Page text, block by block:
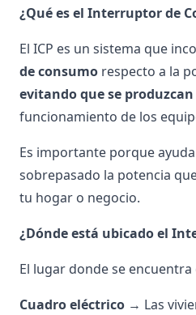
¿Qué es el Interruptor de
El ICP es un sistema que
de consumo respecto a la
evitando que se
funcionamiento de los
Es importante porque
sobrepasado la potencia
tu hogar o negocio.
¿Dónde está ubicado el
El lugar donde se
Cuadro eléctrico → Las